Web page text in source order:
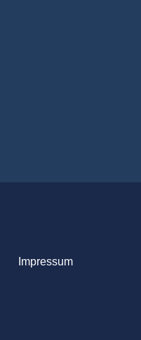
Impressum